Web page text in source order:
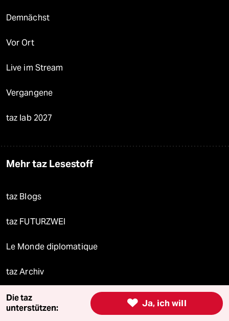
Demnächst
Vor Ort
Live im Stream
Vergangene
taz lab 2027
Mehr taz Lesestoff
taz Blogs
taz FUTURZWEI
Le Monde diplomatique
taz Archiv
 Ja, ich will
Die taz
unterstützen: